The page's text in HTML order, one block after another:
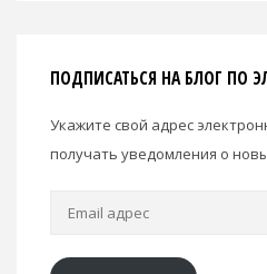
ПОДПИСАТЬСЯ НА БЛОГ ПО
Укажите свой адрес
получать уведомления о
Email